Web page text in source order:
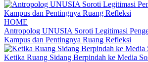
HOME
Antropolog UNUSIA Soroti Legitimasi
Kampus dan Pentingnya Ruang Refleksi
Ketika Ruang Sidang Berpindah ke Media